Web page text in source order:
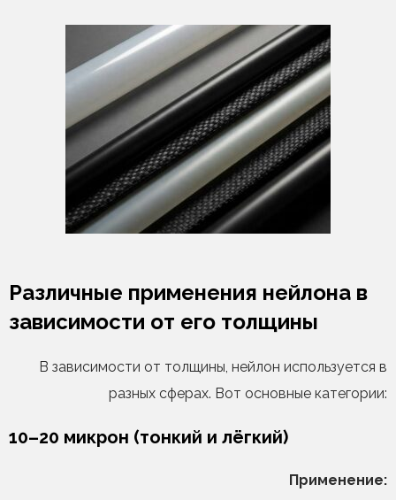
Различные применения нейлона в
зависимости от его толщины
В зависимости от толщины, нейлон используется в
разных сферах. Вот основные категории:
10–20 микрон (тонкий и лёгкий)
Применение: